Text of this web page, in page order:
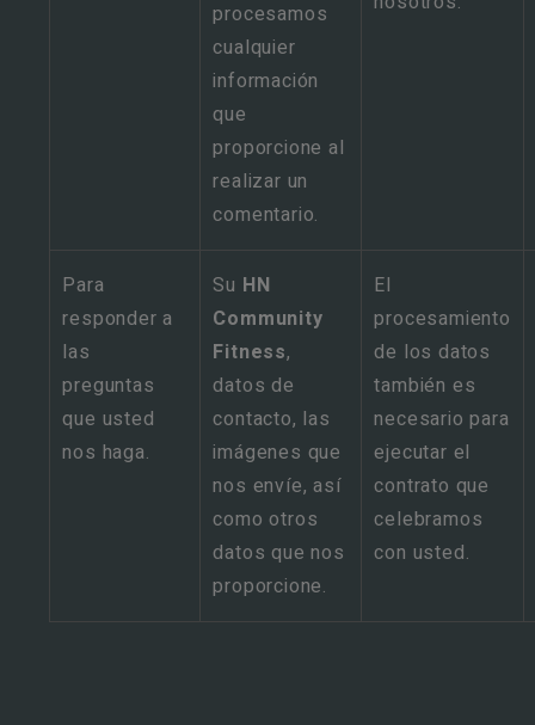
procesamos
cualquier
información
que
proporcione al
realizar un
comentario.
Para
responder a
las
preguntas
que usted
nos haga.
Su HN
Community
Fitness,
datos de
contacto, las
imágenes que
nos envíe, así
como otros
datos que nos
proporcione.
El
procesamiento
de los datos
también es
necesario para
ejecutar el
contrato que
celebramos
con usted.